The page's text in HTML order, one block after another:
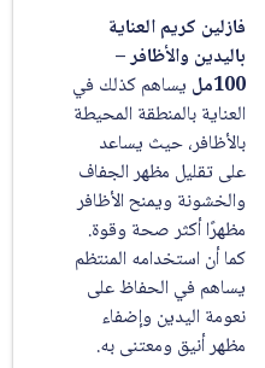
فازلين كريم العناية
باليدين والأظافر –
100مل
يساهم كذلك في
العناية بالمنطقة المحيطة
بالأظافر، حيث يساعد
على تقليل مظهر الجفاف
والخشونة ويمنح الأظافر
مظهرًا أكثر صحة وقوة.
كما أن استخدامه المنتظم
يساهم في الحفاظ على
نعومة اليدين وإضفاء
مظهر أنيق ومعتنى به.